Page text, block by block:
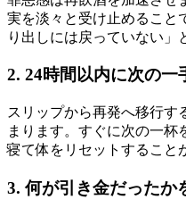
実を淡々と受け止めること
り出しには戻っていない」
2. 24時間以内に次の一
スリップから再発へ移行す
まります。すぐに次の一杯
寝て体をリセットすること
3. 何が引き金だったか